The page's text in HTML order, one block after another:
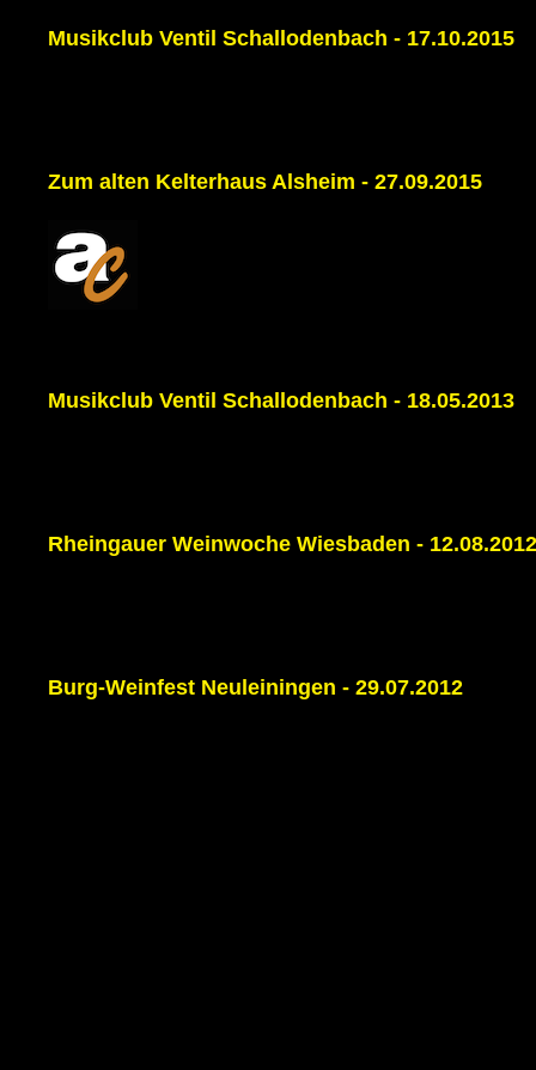
Musikclub Ventil Schallodenbach - 17.10.2015
Zum alten Kelterhaus Alsheim - 27.09.2015
Musikclub Ventil Schallodenbach - 18.05.2013
Rheingauer Weinwoche Wiesbaden - 12.08.2012
Burg-Weinfest Neuleiningen - 29.07.2012